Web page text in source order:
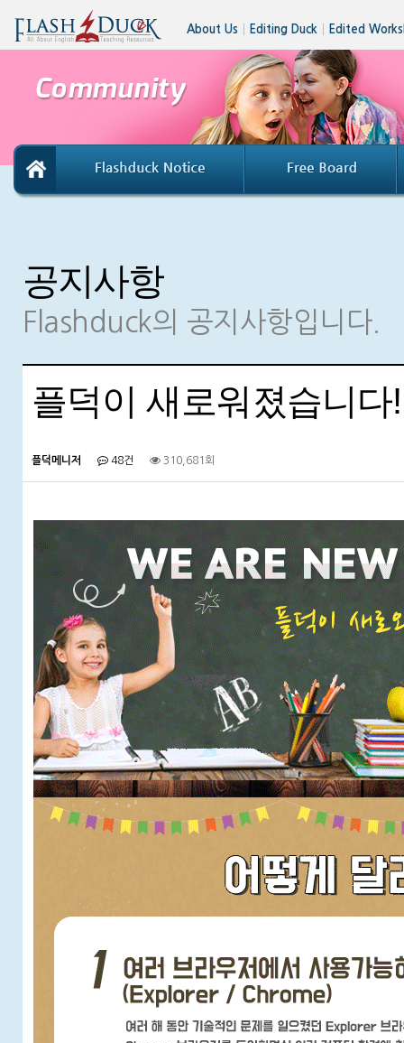
About Us Editing Duck Edited
공지사항
Flashduck의 공지사항입니다.
플덕이 새로워졌습니다!
플덕메니저 48건 310,681회